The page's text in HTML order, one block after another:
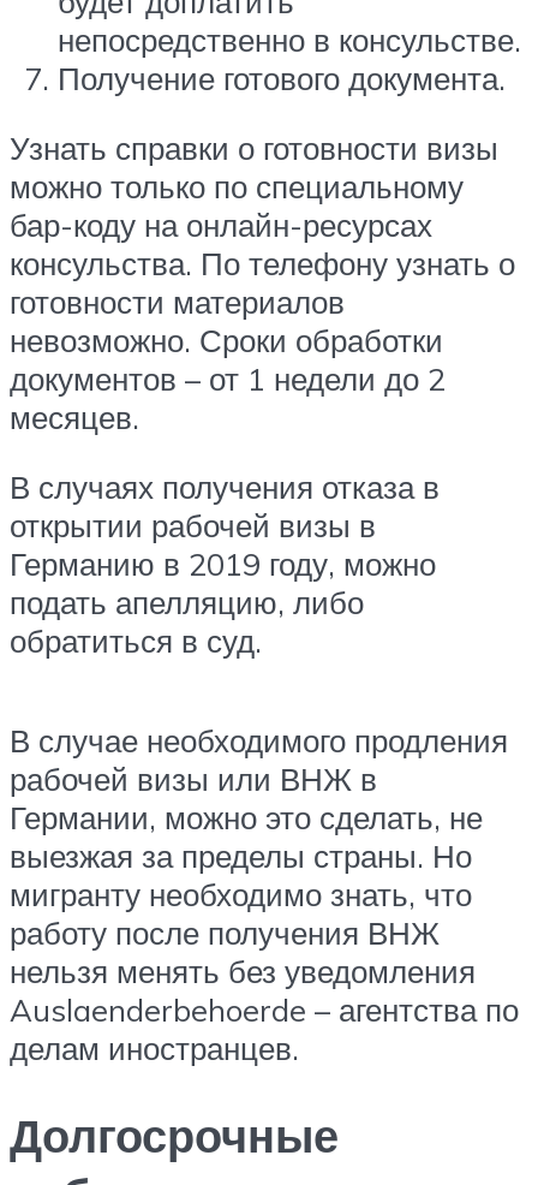
непосредственно в консульстве.
Получение готового документа.
Узнать справки о готовности визы
можно только по специальному
бар-коду на онлайн-ресурсах
консульства. По телефону узнать о
готовности материалов
невозможно. Сроки обработки
документов – от 1 недели до 2
месяцев.
В случаях получения отказа в
открытии рабочей визы в
Германию в 2019 году, можно
подать апелляцию, либо
обратиться в суд.
В случае необходимого продления
рабочей визы или ВНЖ в
Германии, можно это сделать, не
выезжая за пределы страны. Но
мигранту необходимо знать, что
работу после получения ВНЖ
нельзя менять без уведомления
Auslaenderbehoerde – агентства по
делам иностранцев.
Долгосрочные